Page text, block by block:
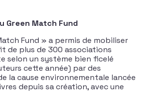
Green Match Fund
Fund » a permis de mobiliser
de plus de 300 associations
selon un système bien ficelé
cette année) par des
la cause environnementale lancée
depuis sa création, avec une